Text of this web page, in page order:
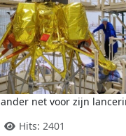
net voor zijn
Hits: 2401